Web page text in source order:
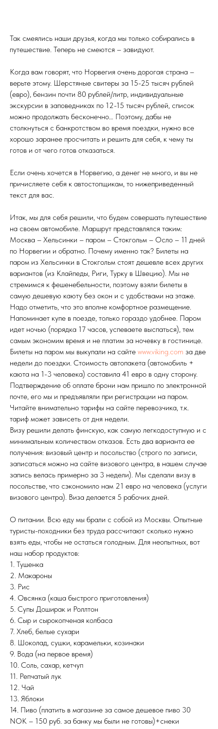
Так смеялись наши друзья, когда мы только собирались в
путешествие. Теперь не смеются – завидуют.
Когда вам говорят, что Норвегия очень дорогая страна –
верьте этому. Шерстяные свитеры за 15-25 тысяч рублей
(евро), бензин почти 80 рублей/литр, индивидуальные
экскурсии в заповедниках по 12-15 тысяч рублей, список
можно продолжать бесконечно… Поэтому, дабы не
столкнуться с банкротством во время поездки, нужно все
хорошо заранее просчитать и решить для себя, к чему ты
готов и от чего готов отказаться.
Если очень хочется в Норвегию, а денег не много, и вы не
причисляете себя к автостопщикам, то нижеприведенный
текст для вас.
Итак, мы для себя решили, что будем совершать путешествие
на своем автомобиле. Маршрут представлялся таким:
Москва – Хельсинки – паром – Стокгольм – Осло – 11 дней
по Норвегии и обратно. Почему именно так? Билеты на
паром из Хельсинки в Стокгольм стоят дешевле всех других
вариантов (из Клайпеды, Риги, Турку в Швецию). Мы не
стремимся к фешенебельности, поэтому взяли билеты в
самую дешевую каюту без окон и с удобствами на этаже.
Надо отметить, что это вполне комфортное размещение.
Напоминает купе в поезде, только гораздо удобнее. Паром
идет ночью (порядка 17 часов, успеваете выспаться), тем
самым экономим время и не платим за ночевку в гостинице.
Билеты на паром мы выкупали на сайте www.viking.com за две
недели до поездки. Стоимость автопакета (автомобиль +
каюта на 1-3 человека) составила 41 евро в одну сторону.
Подтверждение об оплате брони нам пришло по электронной
почте, его мы и предъявляли при регистрации на паром.
Читайте внимательно тарифы на сайте перевозчика, т.к.
тариф может зависеть от дня недели.
Визу решили делать финскую, как самую легкодоступную и с
минимальным количеством отказов. Есть два варианта ее
получения: визовый центр и посольство (строго по записи,
записаться можно на сайте визового центра, в нашем случае
запись велась примерно за 3 недели). Мы сделали визу в
посольстве, что сэкономило нам 21 евро на человека (услуги
визового центра). Виза делается 5 рабочих дней.
О питании. Всю еду мы брали с собой из Москвы. Опытные
туристы-походники без труда рассчитают сколько нужно
взять еды, чтобы не остаться голодным. Для неопытных, вот
наш набор продуктов:
1. Тушенка
2. Макароны
3. Рис
4. Овсянка (каша быстрого приготовления)
5. Супы Доширак и Роллтон
6. Сыр и сырокопченая колбаса
7. Хлеб, белые сухари
8. Шоколад, сушки, карамельки, козинаки
9. Вода (на первое время)
10. Соль, сахар, кетчуп
11. Репчатый лук
12. Чай
13. Яблоки
14. Пиво (платить в магазине за самое дешевое пиво 30
NOK – 150 руб. за банку мы были не готовы)+снеки